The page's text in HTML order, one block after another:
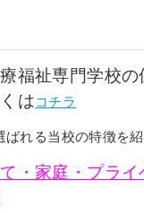
福祉専門学校の
はコチラ
ばれる当校の特徴を
・家庭・プライ